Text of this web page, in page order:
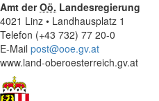
Amt derOö. Landesregierung
4021 Linz • Landhausplatz 1
Telefon (+43 732) 77 20-0
E-Mail post@ooe.gv.at
www.land-oberoesterreich.gv.at